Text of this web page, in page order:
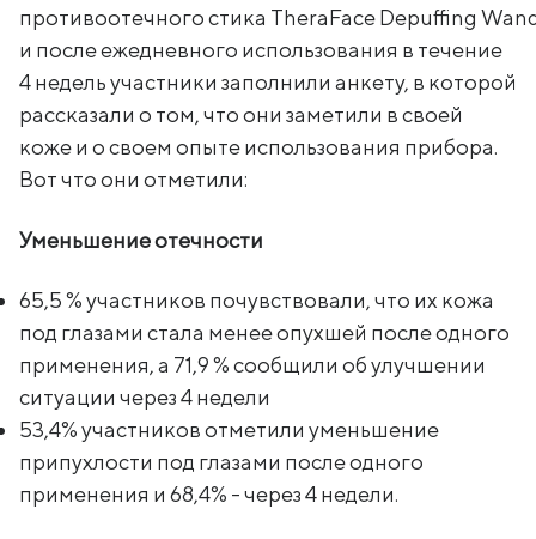
противоотечного стика TheraFace Depuffing
и после ежедневного использования в течение
4 недель участники заполнили анкету, в которой
рассказали о том, что они заметили в своей
коже и о своем опыте использования прибора.
Вот что они отметили:
Уменьшение отечности
65,5 % участников почувствовали, что их кожа
под глазами стала менее опухшей после одного
применения, а 71,9 % сообщили об улучшении
ситуации через 4 недели
53,4% участников отметили уменьшение
припухлости под глазами после одного
применения и 68,4% - через 4 недели.